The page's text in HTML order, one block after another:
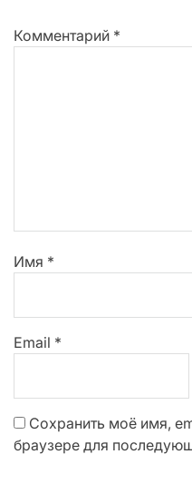
Комментарий *
Имя *
Email *
Сохранить моё имя,
браузере для